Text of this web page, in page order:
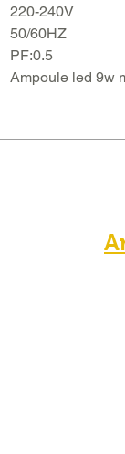
220-240V
50/60HZ
PF:0.5
Ampoule led 9w